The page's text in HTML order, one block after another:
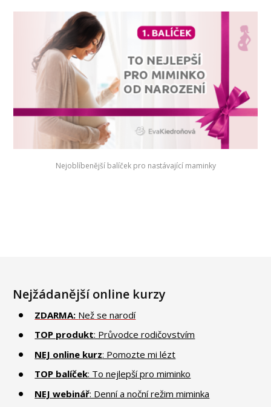
Nejoblíbenější balíček pro nastávající maminky
Nejžádanější online kurzy
ZDARMA: Než se narodí
TOP produkt: Průvodce rodičovstvím
NEJ online kurz: Pomozte mi lézt
TOP balíček: To nejlepší pro miminko
NEJ webinář: Denní a noční režim miminka